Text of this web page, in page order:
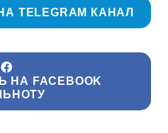
TELEGRAM КАНАЛ
НА FACEBOOK